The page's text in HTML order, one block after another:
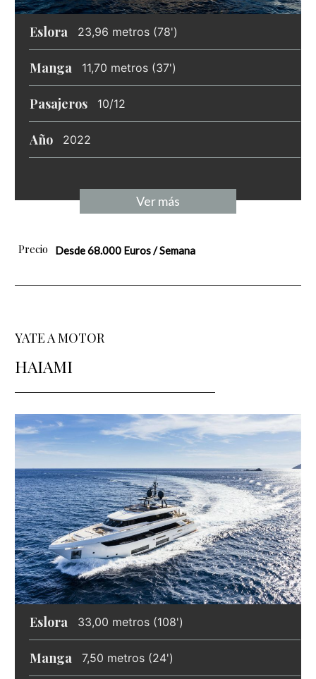
Eslora 23,96 metros (78')
Manga 11,70 metros (37')
Pasajeros 10/12
Año 2022
Ver más
Precio Desde 68.000 Euros / Semana
YATE A MOTOR
HAIAMI
Eslora 33,00 metros (108')
Manga 7,50 metros (24')